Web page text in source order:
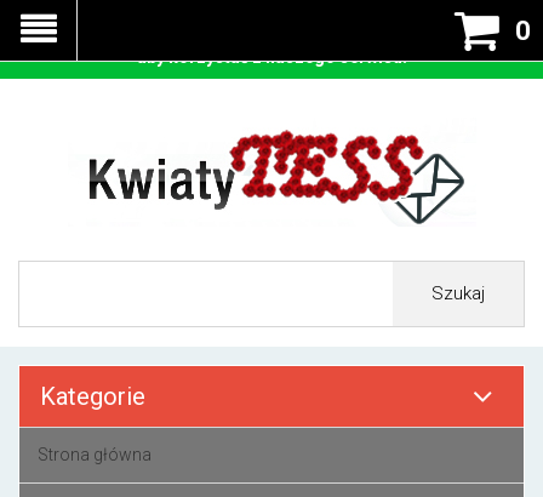
0
Szukaj
Kategorie
Strona główna
Nasza strona korzysta z cookies - czyli tzw ciastek w celu
prawidłowego działania. Zaakceptuj przyjmowanie cookies
aby korzystać z naszego serwisu.